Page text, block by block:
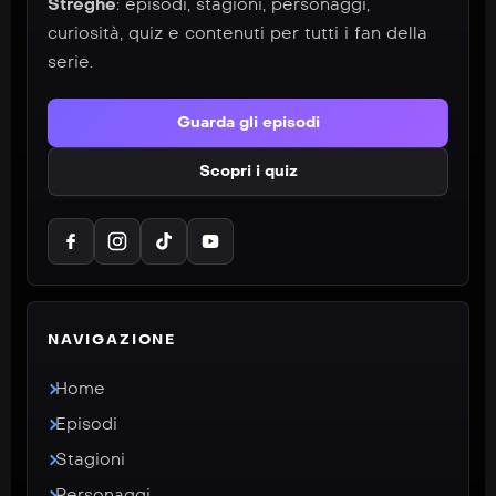
Streghe: episodi, stagioni, personaggi,
curiosità, quiz e contenuti per tutti i fan della
serie.
Guarda gli episodi
Scopri i quiz
NAVIGAZIONE
Home
Episodi
Stagioni